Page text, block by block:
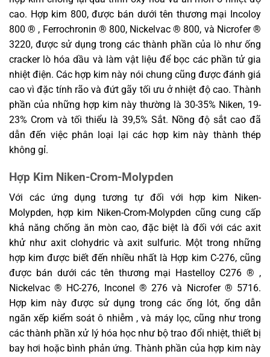
cao. Hợp kim 800, được bán dưới tên thương mại Incoloy
800 ® , Ferrochronin ® 800, Nickelvac ® 800, và Nicrofer ®
3220, được sử dụng trong các thành phần của lò như ống
cracker lò hóa dầu và làm vật liệu để bọc các phần tử gia
nhiệt điện. Các hợp kim này nói chung cũng được đánh giá
cao vì đặc tính rão và đứt gãy tối ưu ở nhiệt độ cao. Thành
phần của những hợp kim này thường là 30-35% Niken, 19-
23% Crom và tối thiểu là 39,5% Sắt. Nồng độ sắt cao đã
dẫn đến việc phân loại lại các hợp kim này thành thép
không gỉ.
Hợp Kim Niken-Crom-Molypden
Với các ứng dụng tương tự đối với hợp kim Niken-
Molypden, hợp kim Niken-Crom-Molypden cũng cung cấp
khả năng chống ăn mòn cao, đặc biệt là đối với các axit
khử như axit clohydric và axit sulfuric. Một trong những
hợp kim được biết đến nhiều nhất là Hợp kim C-276, cũng
được bán dưới các tên thương mại Hastelloy C276 ® ,
Nickelvac ® HC-276, Inconel ® 276 và Nicrofer ® 5716.
Hợp kim này được sử dụng trong các ống lót, ống dẫn
ngăn xếp kiểm soát ô nhiễm , và máy lọc, cũng như trong
các thành phần xử lý hóa học như bộ trao đổi nhiệt, thiết bị
bay hơi hoặc bình phản ứng. Thành phần của hợp kim này